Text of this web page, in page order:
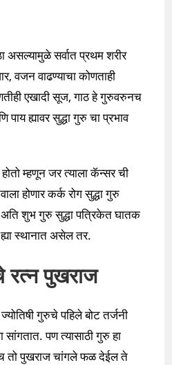
असल्यामुळे सर्वात प्रथम शरीर
वजन वाढण्याचा कोणताही
एखादी सूज, गाठ हे गुरुवरुनच
पाय ह्यावर सुद्धा गुरु चा प्रभाव
म्हणून जर त्याला कॅन्सर ची
होणार कर्क रोग सुद्धा गुरु
शुभ गुरु सुद्धा पत्रिकेत घातक
स्थानात असेल तर.
पुखराज
गुरुचे पहिले बोट तर्जनी
पण त्यासाठी गुरु हा
तो पुखराज चांगले फळ देईल ते